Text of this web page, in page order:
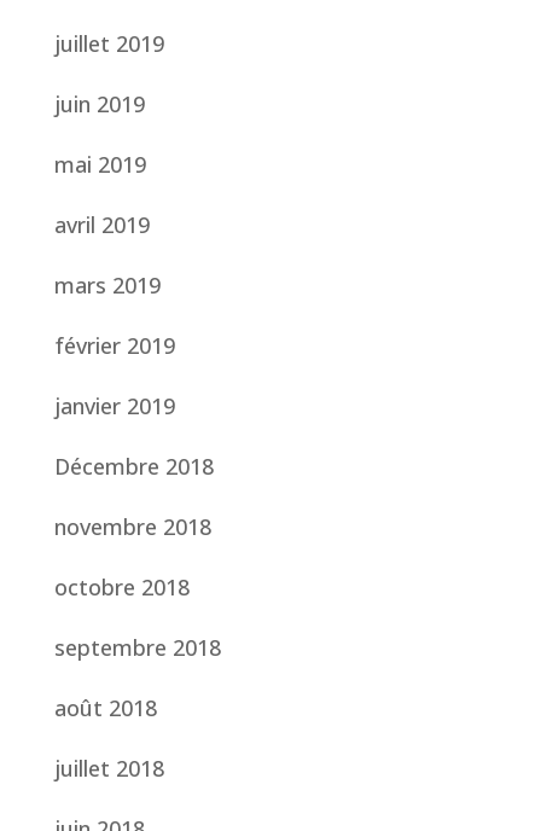
juillet 2019
juin 2019
mai 2019
avril 2019
mars 2019
février 2019
janvier 2019
Décembre 2018
novembre 2018
octobre 2018
septembre 2018
août 2018
juillet 2018